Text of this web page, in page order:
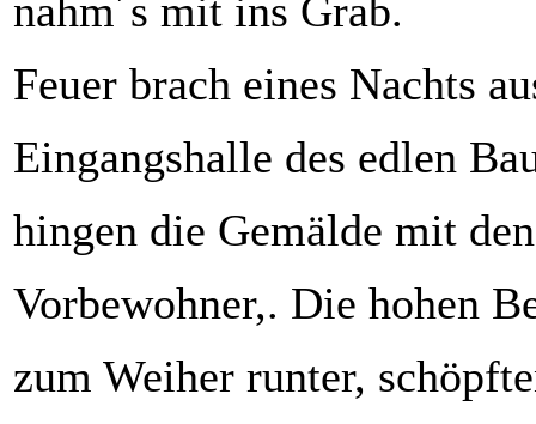
nahm´s mit ins Grab.
Feuer brach eines Nachts
Eingangshalle des edlen
hingen die Gemälde mit
Vorbewohner,. Die hohen
zum Weiher runter,